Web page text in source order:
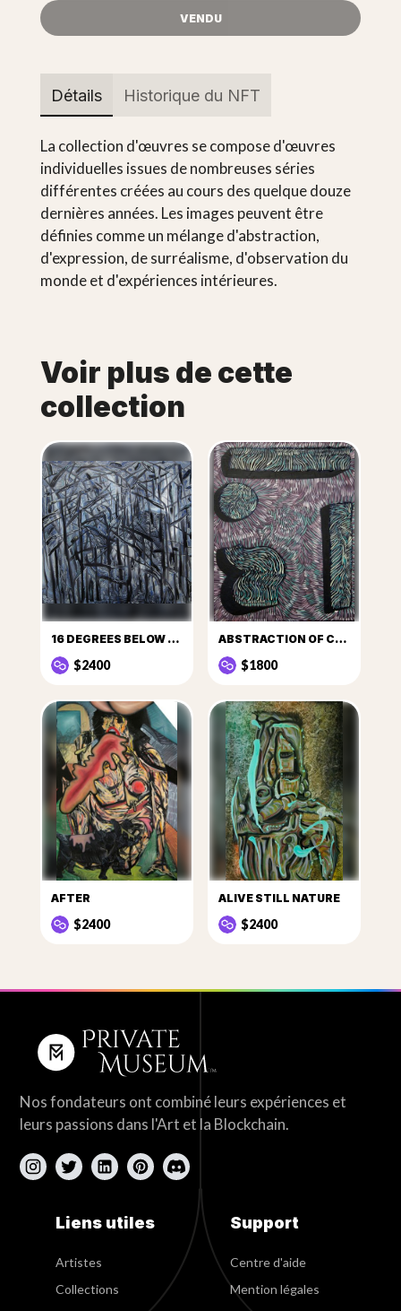
VENDU
Détails Historique du NFT
La collection d'œuvres se compose d'œuvres
individuelles issues de nombreuses séries
différentes créées au cours des quelque douze
dernières années. Les images peuvent être
définies comme un mélange d'abstraction,
d'expression, de surréalisme, d'observation du
monde et d'expériences intérieures.
Voir plus de cette
collection
16 DEGREES BELOW ZERO
$2400
ABSTRACTION OF CULT
$1800
AFTER
$2400
ALIVE STILL NATURE
$2400
Nos fondateurs ont combiné leurs expériences et
leurs passions dans l'Art et la Blockchain.
Liens utiles
Artistes
Collections
Support
Centre d'aide
Mention légales